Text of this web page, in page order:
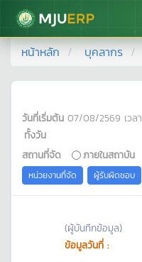
มหาวิทยาลัยแม่โจ้
หน้าหลัก บุคลากร
วันที่เริ่มต้น 07/08/2569 เวลา
ทั้งวัน
สถานที่จัด
ภายในสถาบัน
หน่วยงานที่จัด ผู้รับผิดชอบ
(ผู้บันทึกข้อมูล)
ข้อมูลวันที่ :